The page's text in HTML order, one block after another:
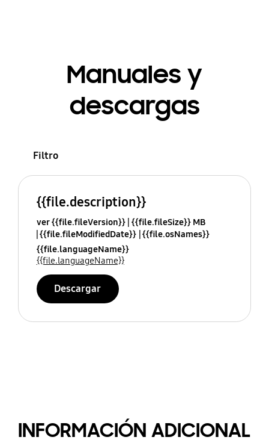
Manuales y
descargas
Filtro
{{file.description}}
ver {{file.fileVersion}} {{file.fileSize}} MB
{{file.fileModifiedDate}} {{file.osNames}}
{{file.languageName}}
{{file.languageName}}
Descargar
INFORMACIÓN ADICIONAL